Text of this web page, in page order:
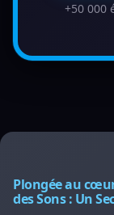
+50 000
Plongée au
des Sons : Un